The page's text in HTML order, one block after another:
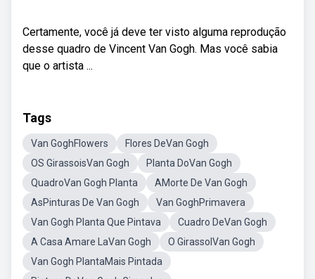
Certamente, você já deve ter visto alguma reprodução
desse quadro de Vincent Van Gogh. Mas você sabia
que o artista ...
Tags
Van GoghFlowers
Flores DeVan Gogh
OS GirassoisVan Gogh
Planta DoVan Gogh
QuadroVan Gogh Planta
AMorte De Van Gogh
AsPinturas De Van Gogh
Van GoghPrimavera
Van Gogh Planta Que Pintava
Cuadro DeVan Gogh
A Casa Amare LaVan Gogh
O GirassolVan Gogh
Van Gogh PlantaMais Pintada